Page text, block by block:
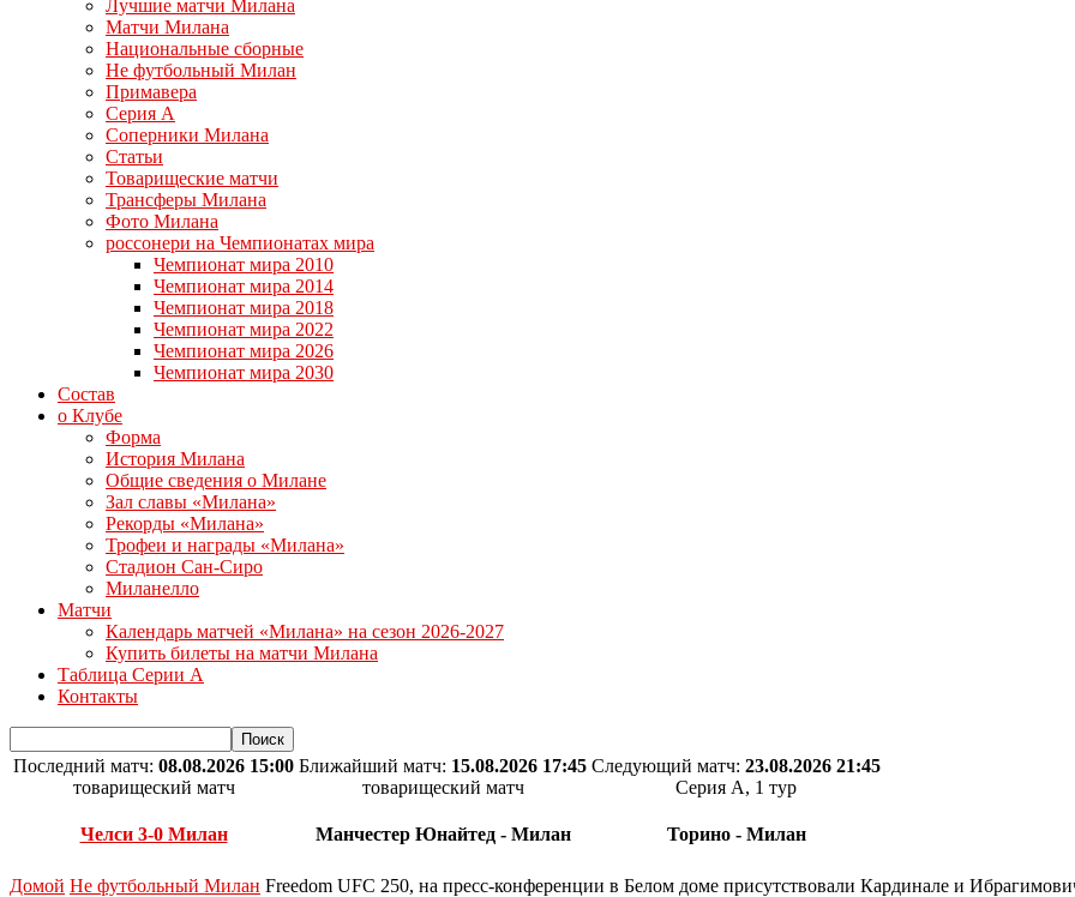
Лучшие матчи Милана
Матчи Милана
Национальные сборные
Не футбольный Милан
Примавера
Серия А
Соперники Милана
Статьи
Товарищеские матчи
Трансферы Милана
Фото Милана
россонери на Чемпионатах мира
Чемпионат мира 2010
Чемпионат мира 2014
Чемпионат мира 2018
Чемпионат мира 2022
Чемпионат мира 2026
Чемпионат мира 2030
Состав
о Клубе
Форма
История Милана
Общие сведения о Милане
Зал славы «Милана»
Рекорды «Милана»
Трофеи и награды «Милана»
Стадион Сан-Сиро
Миланелло
Матчи
Календарь матчей «Милана» на сезон 2026-2027
Купить билеты на матчи Милана
Таблица Серии А
Контакты
Последний матч: 08.08.2026 15:00
товарищеский матч
Челси 3-0 Милан
Ближайший матч: 15.08.2026 17:45
товарищеский матч
Манчестер Юнайтед - Милан
Следующий матч: 23.08.2026 21:45
Серия А, 1 тур
Торино - Милан
Домой Не футбольный Милан Freedom UFC 250, на пресс-конференции в Белом доме присутствовали Кардинале и